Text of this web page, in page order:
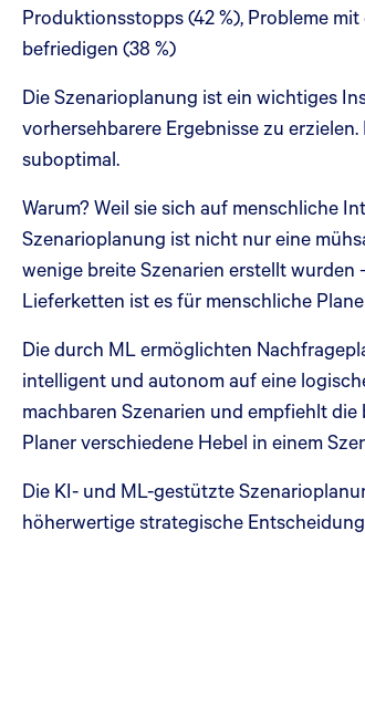
Produktionsstopps (42 %), Probleme
befriedigen (38 %)
Die Szenarioplanung ist ein wichtiges
vorhersehbarere Ergebnisse zu
suboptimal.
Warum? Weil sie sich auf menschliche
Szenarioplanung ist nicht nur eine
wenige breite Szenarien erstellt
Lieferketten ist es für menschliche
Die durch ML ermöglichten
intelligent und autonom auf eine
machbaren Szenarien und empfiehlt
Planer verschiedene Hebel in einem
Die KI- und ML-gestützte
höherwertige strategische